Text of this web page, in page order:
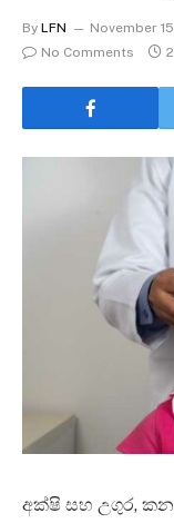
By LFN November
No Comments
අක්ෂි සහ උගුර,